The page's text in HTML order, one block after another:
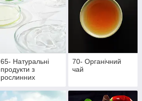
65- Натуральні
продукти з
рослинних
70- Органічний
чай